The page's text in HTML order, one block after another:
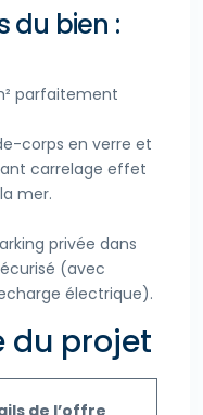
du bien :
parfaitement
corps en verre et
carrelage effet
mer.
privée dans
(avec
électrique).
du projet